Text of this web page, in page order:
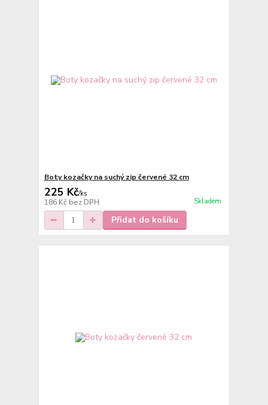
Boty kozačky na suchý zip červené 32 cm
225 Kč/ks
186 Kč bez DPH Skladem
Přidat do košíku